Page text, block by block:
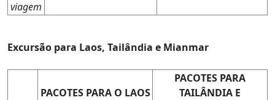
viagem
Excursão para Laos, Tailândia e Mianmar
PACOTES PARA O LAOS
PACOTES PARA
TAILÂNDIA E